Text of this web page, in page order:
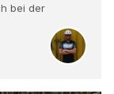
bei der